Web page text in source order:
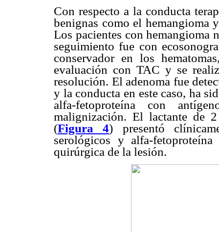
Con respecto a la conducta
benignas como el hemangioma
Los pacientes con hemangioma
seguimiento fue con
conservador en los
evaluación con TAC y se
resolución. El adenoma fue
y la conducta en este caso, ha
alfa-fetoproteína con
malignización. El lactante de
(Figura 4) presentó
serológicos y alfa-
quirúrgica de la lesión.